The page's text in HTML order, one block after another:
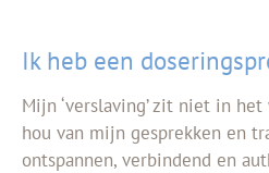
Ik heb een
Mijn ‘verslaving’ zit niet in
hou van mijn gesprekken en
ontspannen, verbindend en